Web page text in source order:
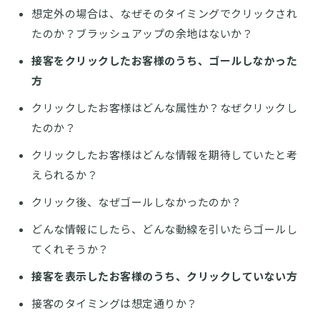
想定外の場合は、なぜそのタイミングでクリックされ
たのか？ブラッシュアップの余地はないか？
接客をクリックしたお客様のうち、ゴールしなかった
方
クリックしたお客様はどんな属性か？なぜクリックし
たのか？
クリックしたお客様はどんな情報を期待していたと考
えられるか？
クリック後、なぜゴールしなかったのか？
どんな情報にしたら、どんな動線を引いたらゴールし
てくれそうか？
接客を表示したお客様のうち、クリックしていない方
接客のタイミングは想定通りか？